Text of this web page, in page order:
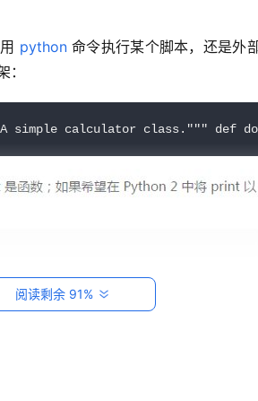
python 命令执行某个脚本，还是外
calculator class.""" def
阅读剩余 91%